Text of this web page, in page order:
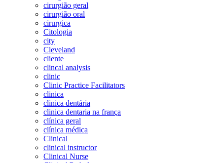
cirurgião geral
cirurgião oral
cirurgica
Citologia
city
Cleveland
cliente
clincal analysis
clinic
Clinic Practice Facilitators
clinica
clinica dentária
clinica dentaria na frança
clínica geral
clínica médica
Clinical
clinical instructor
Clinical Nurse